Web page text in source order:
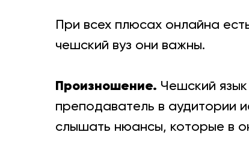
При всех плюсах онлайна
чешский вуз они важны.
Произношение. Чешский
преподаватель в аудитории
слышать нюансы, которые в